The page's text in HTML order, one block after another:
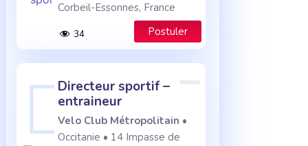
Corbeil-Essonnes, France
34 Postuler
directeur sportif –
entraineur
Velo Club Métropolitain •
Occitanie • 14 Impasse de